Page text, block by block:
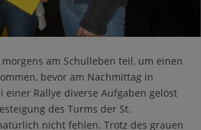
am Schulleben teil, um einen
bevor am Nachmittag in
Rallye diverse Aufgaben gelöst
des Turms der St.
nicht fehlen. Trotz des grauen